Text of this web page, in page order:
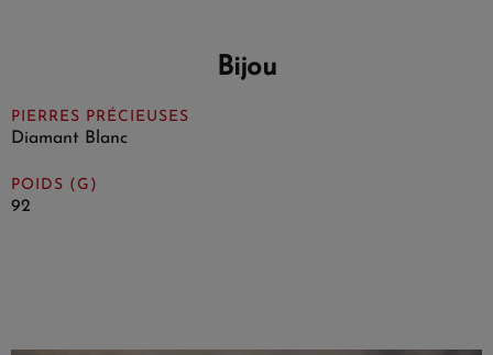
Bijou
PIERRES PRÉCIEUSES
Diamant Blanc
POIDS (G)
92